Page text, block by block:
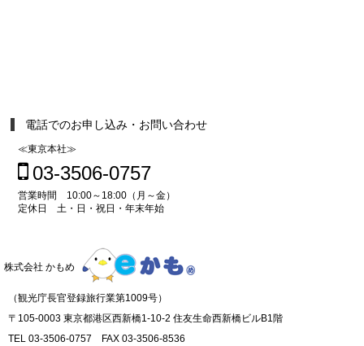
電話でのお申し込み・お問い合わせ
≪東京本社≫
03-3506-0757
営業時間 10:00～18:00（月～金）
定休日 土・日・祝日・年末年始
株式会社 かもめ
（観光庁長官登録旅行業第1009号）
〒105-0003 東京都港区西新橋1-10-2 住友生命西新橋ビルB1階
TEL 03-3506-0757 FAX 03-3506-8536